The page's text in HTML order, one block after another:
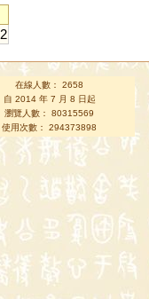
2
在線人數： 2658
自 2014 年 7 月 8 日起
瀏覽人數： 80315569
使用次數： 294373898